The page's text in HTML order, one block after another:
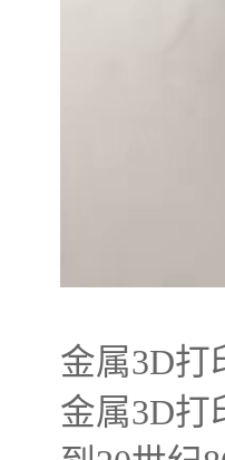
金属3D打
金属3D打